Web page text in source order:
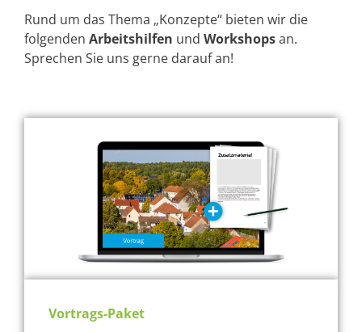
Rund um das Thema „Konzepte“ bieten wir die
folgenden Arbeitshilfen und Workshopsan.
Sprechen Sie uns gerne darauf an!
Vortrags-Paket